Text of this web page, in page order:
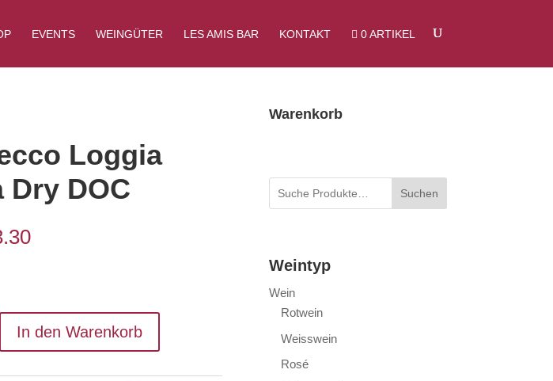
EVENTS WEINGÜTER LES AMIS BAR KONTAKT 0 ARTIKEL
Loggia
Dry DOC
In den Warenkorb
Warenkorb
Suchen
Weintyp
Wein
Rotwein
Weisswein
Rosé